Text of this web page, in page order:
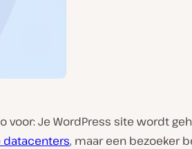
voor: Je WordPress site wordt
datacenters, maar een bezoeker